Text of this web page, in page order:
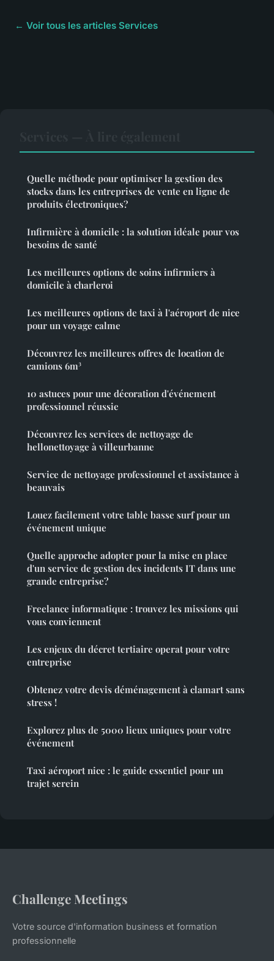
← Voir tous les articles Services
Quelle méthode pour optimiser la gestion des
stocks dans les entreprises de vente en ligne de
produits électroniques?
Infirmière à domicile : la solution idéale pour vos
besoins de santé
Les meilleures options de soins infirmiers à
domicile à charleroi
Les meilleures options de taxi à l'aéroport de nice
pour un voyage calme
Découvrez les meilleures offres de location de
camions 6m³
10 astuces pour une décoration d'événement
professionnel réussie
Découvrez les services de nettoyage de
hellonettoyage à villeurbanne
Service de nettoyage professionnel et assistance à
beauvais
Louez facilement votre table basse surf pour un
événement unique
Quelle approche adopter pour la mise en place
d'un service de gestion des incidents IT dans une
grande entreprise?
Freelance informatique : trouvez les missions qui
vous conviennent
Les enjeux du décret tertiaire operat pour votre
entreprise
Obtenez votre devis déménagement à clamart sans
stress !
Explorez plus de 5000 lieux uniques pour votre
événement
Taxi aéroport nice : le guide essentiel pour un
trajet serein
Challenge Meetings
Votre source d'information business et formation
professionnelle